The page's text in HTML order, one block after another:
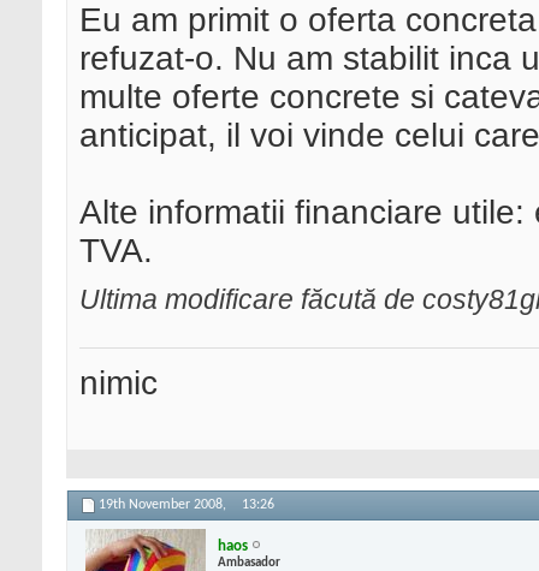
Eu am primit o oferta
refuzat-o. Nu am stabilit inca
multe oferte concrete si
anticipat, il voi vinde celui
Alte informatii financiare
TVA.
Ultima modificare făcută de
nimic
19th November 2008, 13:26
haos
Ambasador